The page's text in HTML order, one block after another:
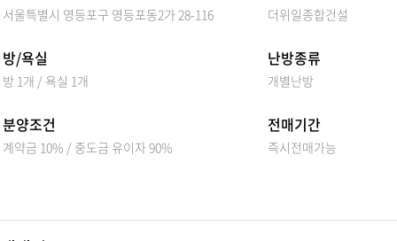
서울특별시 영등포구 영등포동2가 28-116 더위일종합건설
방/욕실
방 1개 / 욕실 1개
난방종류
개별난방
분양조건
계약금 10% / 중도금 유이자 90%
전매기간
즉시전매가능